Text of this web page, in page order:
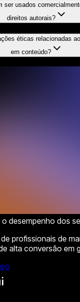
ser usados
direitos autorais?
éticas relacionadas
em conteúdo?
desempenho dos
profissionais de
alta conversão em